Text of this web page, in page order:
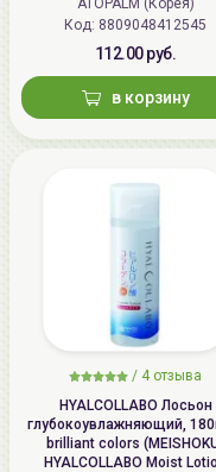
ATOPALM (Корея)
Код: 8809048412545
112.00 руб.
в корзину
/ 4 отзыва
HYALCOLLABO Лосьон
глубокоувлажняющий,
brilliant colors
HYALCOLLABO Moist